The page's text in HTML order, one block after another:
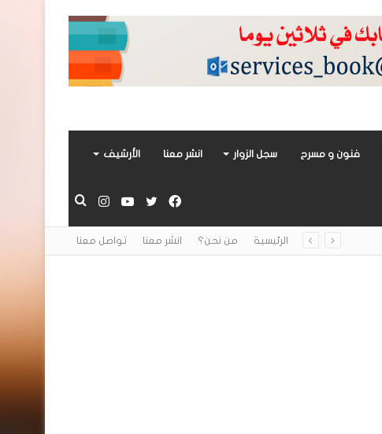
فنون و مسرح سجل الزوار انشر معنا الأرشيف
بحث
انستقراميوتيوبتويتر
فيسبوك
الرئيسية من نحن؟ انشر معنا تواصل معنا